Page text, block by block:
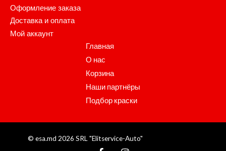
Оформление заказа
Доставка и оплата
Мой аккаунт
Главная
О нас
Корзина
Наши партнёры
Подбор краски
© esa.md 2026 SRL "Elitservice-Auto"